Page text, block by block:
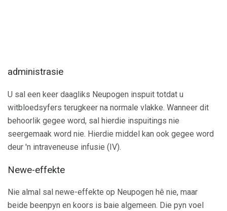
administrasie
U sal een keer daagliks Neupogen inspuit totdat u
witbloedsyfers terugkeer na normale vlakke. Wanneer dit
behoorlik gegee word, sal hierdie inspuitings nie
seergemaak word nie. Hierdie middel kan ook gegee word
deur 'n intraveneuse infusie (IV).
Newe-effekte
Nie almal sal newe-effekte op Neupogen hê nie, maar
beide beenpyn en koors is baie algemeen. Die pyn voel